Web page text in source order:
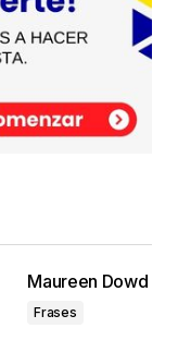
Maureen Dowd
Frases